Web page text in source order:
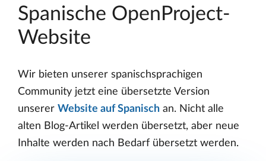
Spanische OpenProject-
Website
Wir bieten unserer spanischsprachigen
Community jetzt eine übersetzte Version
unserer Website auf Spanisch an. Nicht alle
alten Blog-Artikel werden übersetzt, aber neue
Inhalte werden nach Bedarf übersetzt werden.